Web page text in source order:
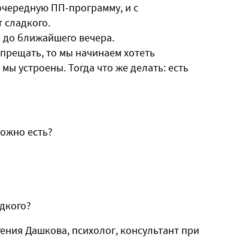
ПП-программу, и с
до ближайшего вечера.
то мы начинаем хотеть
устроены. Тогда что же делать: есть
есть?
Дашкова, психолог, консультант при